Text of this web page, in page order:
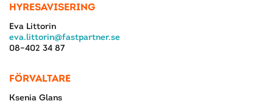
HYRESAVISERING
Eva Littorin
eva.littorin@fastpartner.se
08–402 34 87
FÖRVALTARE
Ksenia Glans